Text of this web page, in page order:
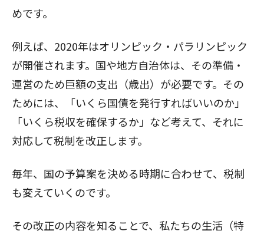
めです。
例えば、2020年はオリンピック・パラリンピック
が開催されます。国や地方自治体は、その準備・
運営のため巨額の支出（歳出）が必要です。その
ためには、「いくら国債を発行すればいいのか」
「いくら税収を確保するか」など考えて、それに
対応して税制を改正します。
毎年、国の予算案を決める時期に合わせて、税制
も変えていくのです。
その改正の内容を知ることで、私たちの生活（特